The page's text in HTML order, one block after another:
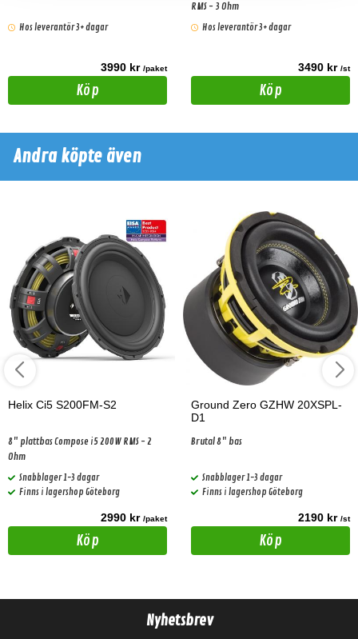
Hos leverantör 3+ dagar
3990 kr /paket
Köp
RMS - 3 Ohm
Hos leverantör 3+ dagar
3490 kr /st
Köp
Andra köpte även
Helix Ci5 S200FM-S2
8" plattbas Compose i5 200W RMS - 2
Ohm
Snabblager 1-3 dagar
Finns i lagershop Göteborg
2990 kr /paket
Köp
Ground Zero GZHW 20XSPL-
D1
Brutal 8" bas
Snabblager 1-3 dagar
Finns i lagershop Göteborg
2190 kr /st
Köp
Nyhetsbrev